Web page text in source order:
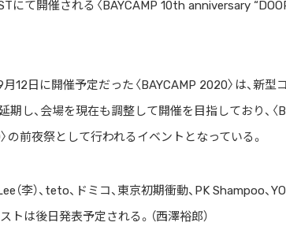
にて開催される〈BAYCAMP 10th anniversary
12日に開催予定だった〈BAYCAMP 2020〉は、新型
し、会場を現在も調整して開催を目指しており、〈
の前夜祭として行われるイベントとなっている。
李）、teto、ドミコ、東京初期衝動、PK Shampoo、
トは後日発表予定される。（西澤裕郎）